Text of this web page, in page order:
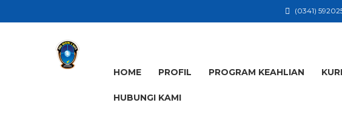
(0341)
HOME PROFIL PROGRAM KEAHLIAN
HUBUNGI KAMI